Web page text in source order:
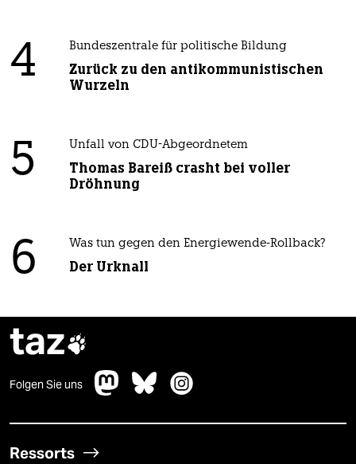
4 Bundeszentrale für politische Bildung
Zurück zu den antikommunistischen
Wurzeln
5 Unfall von CDU-Abgeordnetem
Thomas Bareiß crasht bei voller
Dröhnung
6 Was tun gegen den Energiewende-Rollback?
Der Urknall
taz
Folgen Sie uns
Ressorts